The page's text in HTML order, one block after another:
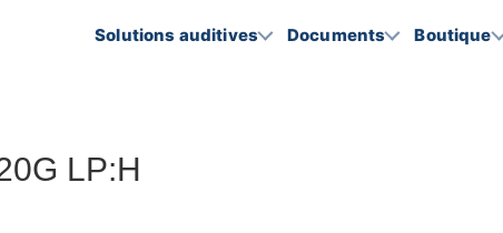
Solutions auditives Documents Boutique
LP:H